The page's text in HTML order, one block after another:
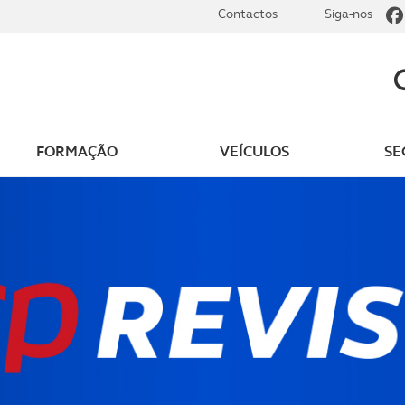
FORMAÇÃO VEÍCULOS
ACP Electric
e benefícios
Vantagens para sócios
Contactos Siga-nos